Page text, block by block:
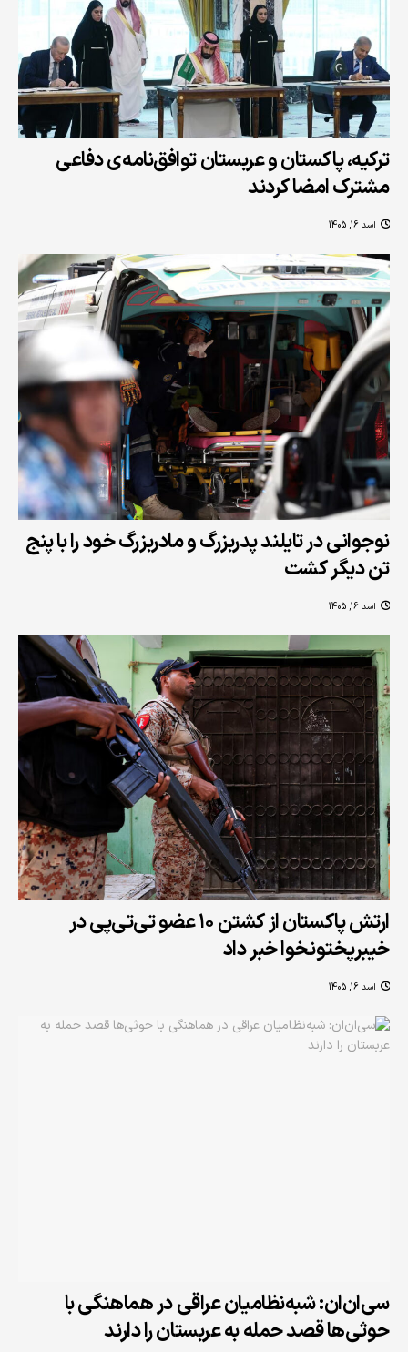
ترکیه، پاکستان و عربستان توافق‌نامه‌ی دفاعی
مشترک امضا کردند
اسد 16, 1405
نوجوانی در تایلند پدربزرگ و مادربزرگ خود را با پنج
تن دیگر کشت
اسد 16, 1405
ارتش پاکستان از کشتن ۱۰ عضو تی‌تی‌پی در
خیبرپختونخوا خبر داد
اسد 16, 1405
سی‌ان‌ان: شبه‌نظامیان عراقی در هماهنگی با
حوثی‌ها قصد حمله به عربستان را دارند